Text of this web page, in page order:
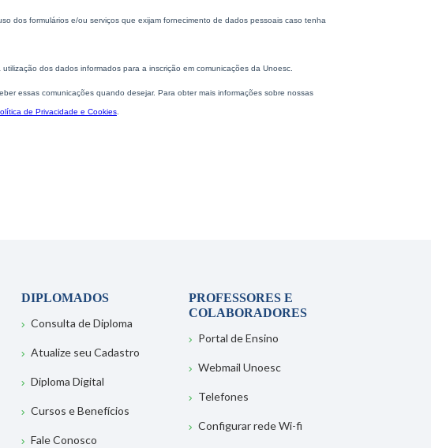
DIPLOMADOS
Consulta de Diploma
Atualize seu Cadastro
Diploma Digital
Cursos e Benefícios
Fale Conosco
PROFESSORES E
COLABORADORES
Portal de Ensino
Webmail Unoesc
Telefones
Configurar rede Wi-fi